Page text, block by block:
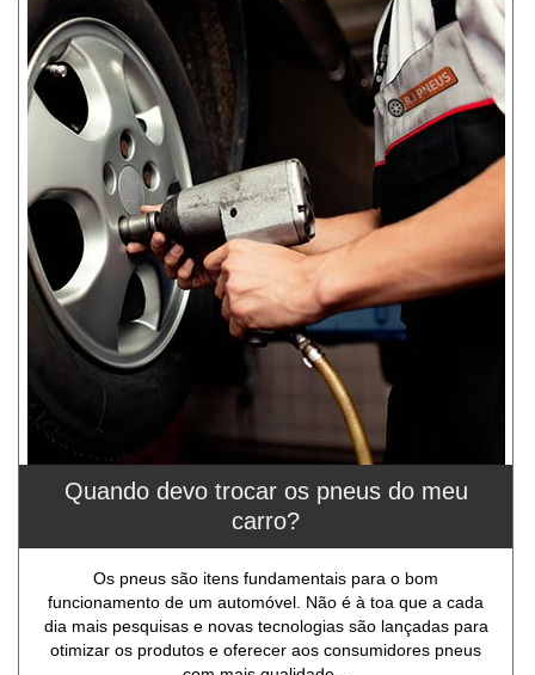
Quando devo trocar os pneus do meu
carro?
Os pneus são itens fundamentais para o bom
funcionamento de um automóvel. Não é à toa que a cada
dia mais pesquisas e novas tecnologias são lançadas para
otimizar os produtos e oferecer aos consumidores pneus